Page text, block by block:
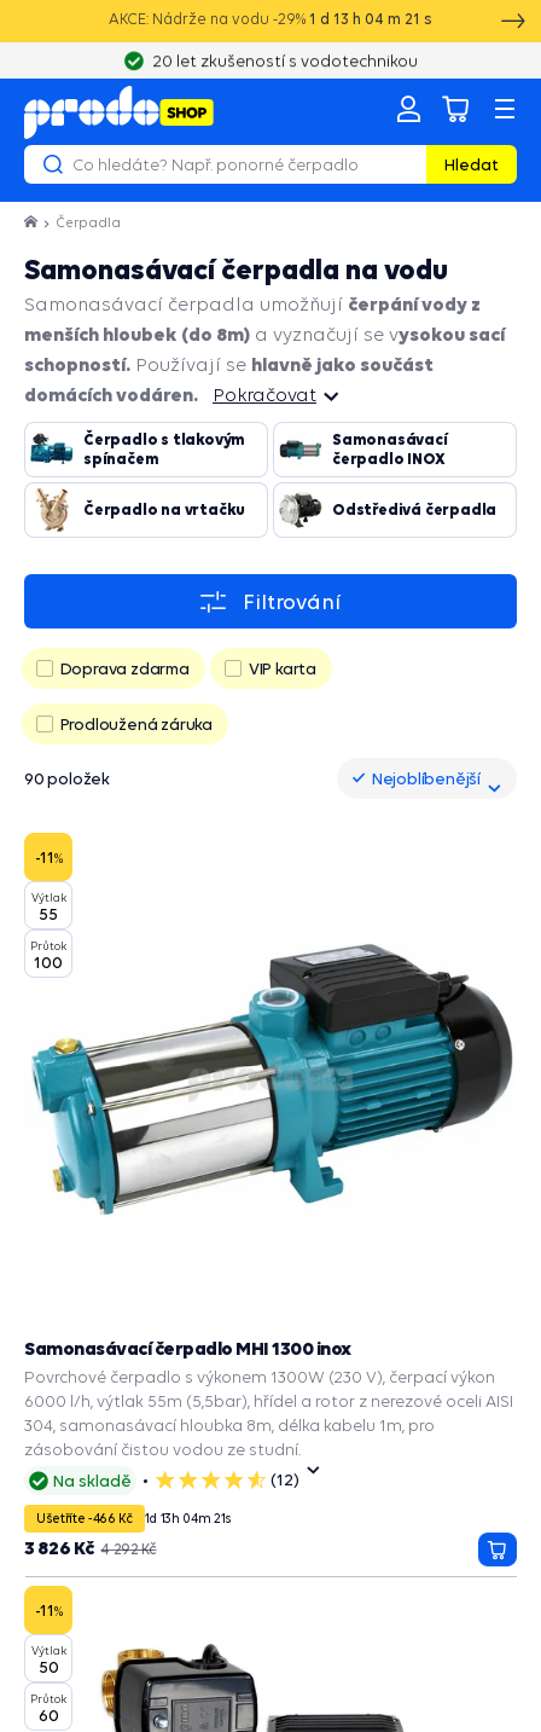
AKCE: Nádrže na vodu -29% 1 d 13 h 04 m 20 s
20 let zkušeností s vodotechnikou
Hledat
Čerpadla
Samonasávací čerpadla na vodu
Samonasávací čerpadla umožňují čerpání vody z
menších hloubek (do 8m) a vyznačují se vysokou sací
schopností. Používají se hlavně jako součást
domácích vodáren.
Pokračovat
PokračovatČerpadlo s tlakovým
spínačem
Samonasávací
čerpadlo INOX
Čerpadlo na vrtačku Odstředivá čerpadla
Filtrování
Doprava zdarma VIP karta
Prodloužená záruka
90 položek Nejoblíbenější
Nejoblíbenější
-11%
Výtlak
55
Průtok
100
Na skladě
5
(12)
Samonasávací čerpadlo MHI 1300 inox
Povrchové čerpadlo s výkonem 1300W (230 V), čerpací výkon
6000 l/h, výtlak 55m (5,5bar), hřídel a rotor z nerezové oceli AISI
304, samonasávací hloubka 8m, délka kabelu 1m, pro
zásobování čistou vodou ze studní.
Ušetříte -466 Kč 1d 13h 04m 20s
4 292 Kč
3 826 Kč
do
-11%
Výtlak
50
Průtok
60